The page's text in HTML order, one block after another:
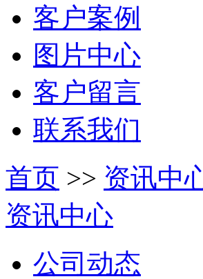
客户案例
图片中心
客户留言
联系我们
首页 >> 资讯中
资讯中心
公司动态